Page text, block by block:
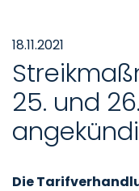
18.11.2021
25. und
Die